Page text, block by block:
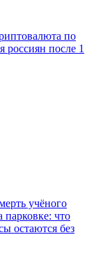
по
россиян после 1
учёного
что
остаются без